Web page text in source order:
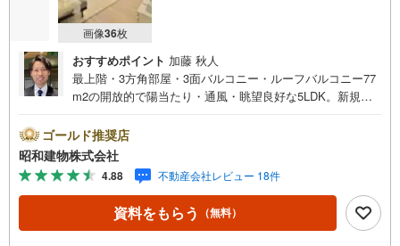
画像36枚
おすすめポイント 加藤 秋人
最上階・3方角部屋・3面バルコニー・ルーフバルコニー77
m2の開放的で陽当たり・通風・眺望良好な5LDK。新規内
分、総武線東中野駅徒歩8分のアクセス良好な立地。
・・・地域密着昭和建物です・・・ 西荻窪に創業44年、
地域密着の不動産会社です。 不動産購入、買換えには、
不安がつきもの。 物件の選定や住宅ローンはもちろん地域
密着だからこその情報をお伝え、ご提案いたします。 お
気軽にご相談、ご来社頂ける会社です。スタッフ一同、心
ゴールド推奨店
昭和建物株式会社
4.88 不動産会社レビュー 18件
資料をもらう （無料）